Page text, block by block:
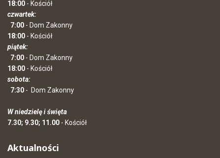
18:00 - Kościół
czwartek:
7:00 - Dom Zakonny
18:00 - Kościół
piątek:
7:00 - Dom Zakonny
18:00 - Kościół
sobota:
7:30 - Dom Zakonny
W niedzielę i święta
7.30; 9.30; 11.00 - Kościół
Aktualności